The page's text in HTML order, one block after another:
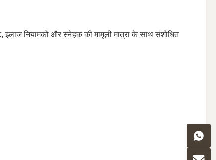
नियामकों और स्नेहक की मामूली मात्रा के साथ संशोधित